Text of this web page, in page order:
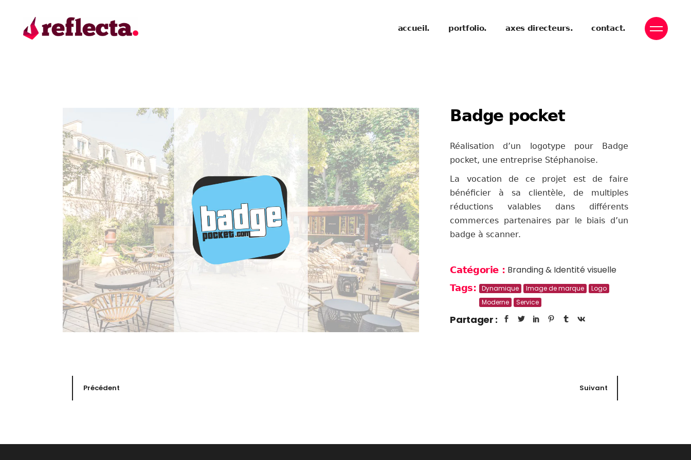
accueil. portfolio. axes directeurs. contact.
Badge pocket
Réalisation d’un logotype pour Badge
pocket, une entreprise Stéphanoise.
La vocation de ce projet est de faire
bénéficier à sa clientèle, de multiples
réductions valables dans différents
commerces partenaires par le biais d’un
badge à scanner.
Catégorie : Branding & Identité visuelle
Tags: Dynamique Image de marque
Logo
Moderne
Service
Partager :
Précédent Suivant